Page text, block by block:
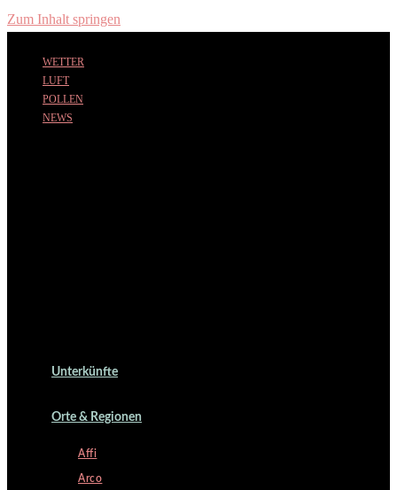
Zum Inhalt springen
WETTER
LUFT
POLLEN
NEWS
Unterkünfte
Orte & Regionen
Affi
Arco